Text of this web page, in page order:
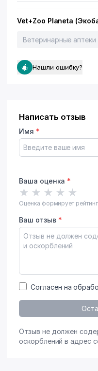
Vet+Zoo Planeta
Ветеринарные аптеки
Нашли ошибку?
Написать отзыв
Имя *
Ваша оценка *
★ ★ ★ ★ ★
Оценка формирует
Ваш отзыв *
Согласен на
Отзыв не должен
оскорблений в адрес